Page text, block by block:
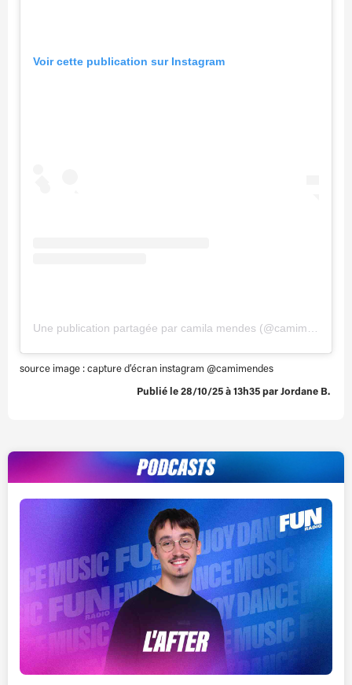
Voir cette publication sur Instagram
source image : capture d’écran instagram @camimendes
Publié le 28/10/25 à 13h35 par Jordane B.